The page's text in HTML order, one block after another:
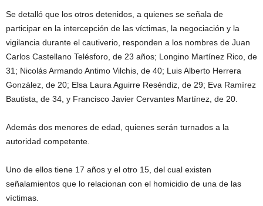
Se detalló que los otros detenidos, a quienes se señala de
participar en la intercepción de las víctimas, la negociación y la
vigilancia durante el cautiverio, responden a los nombres de Juan
Carlos Castellano Telésforo, de 23 años; Longino Martínez Rico, de
31; Nicolás Armando Antimo Vilchis, de 40; Luis Alberto Herrera
González, de 20; Elsa Laura Aguirre Reséndiz, de 29; Eva Ramírez
Bautista, de 34, y Francisco Javier Cervantes Martínez, de 20.
Además dos menores de edad, quienes serán turnados a la
autoridad competente.
Uno de ellos tiene 17 años y el otro 15, del cual existen
señalamientos que lo relacionan con el homicidio de una de las
víctimas.